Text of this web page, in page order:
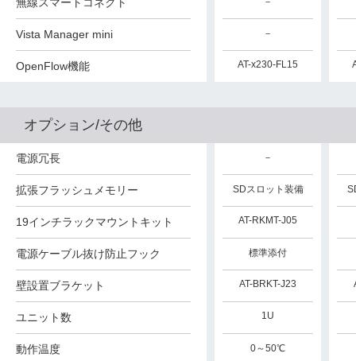
Vista Manager mini
OpenFlow機能
－
AT-x230-FL15
－
AT-x230-FL15
オプション/その他
電源冗長
拡張フラッシュメモリー
19インチラックマウントキット
電源ケーブル抜け防止フック
壁設置ブラケット
ユニット数
動作温度
－
SDスロット装備
標準添付
標準添付
AT-BRKT-J24
1U
0～50℃
SDスロット装備
AT-RKMT-J13
標準添付
－
SDスロット装備
AT-RKMT-J05
標準添付
AT-BRKT-J23
1U
0～50℃